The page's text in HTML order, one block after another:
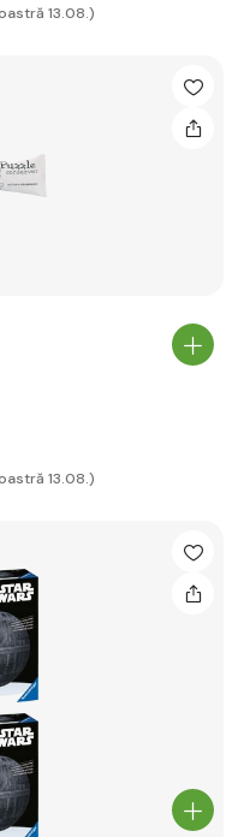
13.08.)
13.08.)